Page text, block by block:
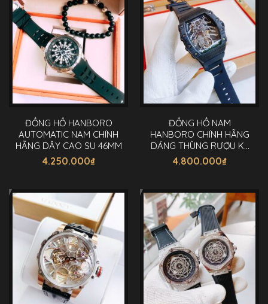
ĐỒNG HỒ HANBORO
AUTOMATIC NAM CHÍNH
HÃNG DÂY CAO SU 46MM
4.250.000₫
ĐỒNG HỒ NAM
HANBORO CHÍNH HÃNG
DÁNG THÙNG RƯỢU KỴ
BINH 40X48MM
4.800.000₫